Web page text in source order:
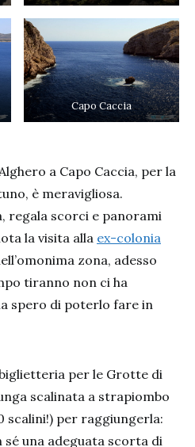
Capo Caccia
a Capo Caccia, per la
è meravigliosa.
regala scorci e panorami
la visita alla ex-colonia
zona, adesso
tiranno non ci ha
spero di poterlo fare in
per le Grotte di
scalinata a strapiombo
scalini!) per raggiungerla:
una adeguata scorta di